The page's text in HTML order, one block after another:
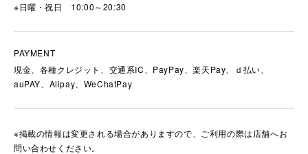
※日曜・祝日 10:00～20:30
PAYMENT
現金、各種クレジット、交通系IC、PayPay、楽天Pay、ｄ払い、
auPAY、Alipay、WeChatPay
※掲載の情報は変更される場合がありますので、ご利用の際は店舗へお
問い合わせください。